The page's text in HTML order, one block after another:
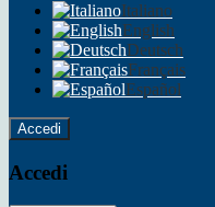
Italiano
English
Deutsch
Français
Español
Accedi
Accedi